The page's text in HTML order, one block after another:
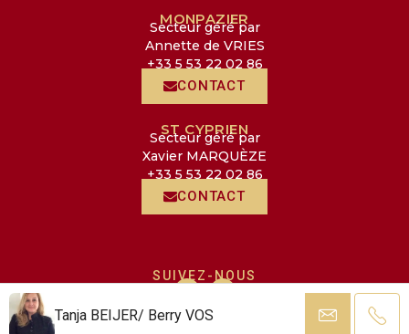
Tanja BEIJER/ Berry VOS
MONPAZIER
Secteur géré par
Annette de VRIES
+33 5 53 22 02 86
CONTACT
ST CYPRIEN
Secteur géré par
Xavier MARQUÈZE
+33 5 53 22 02 86
CONTACT
SUIVEZ-NOUS